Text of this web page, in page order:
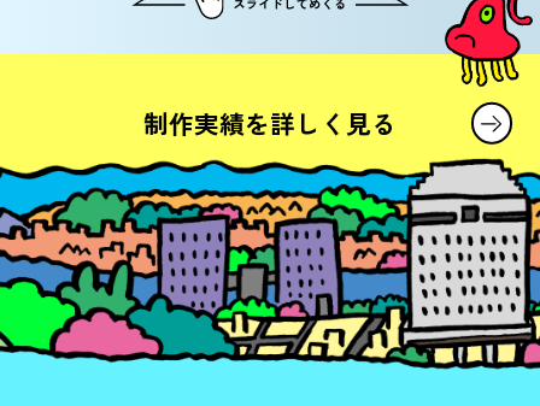
制作実績を詳しく見る